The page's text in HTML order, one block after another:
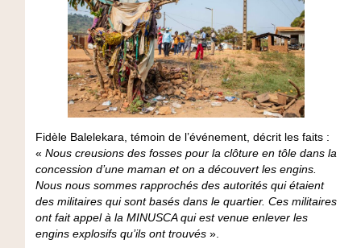
Fidèle Balelekara, témoin de l’événement, décrit les faits :
« Nous creusions des fosses pour la clôture en tôle dans la
concession d’une maman et on a découvert les engins.
Nous nous sommes rapprochés des autorités qui étaient
des militaires qui sont basés dans le quartier. Ces militaires
ont fait appel à la MINUSCA qui est venue enlever les
engins explosifs qu’ils ont trouvés».